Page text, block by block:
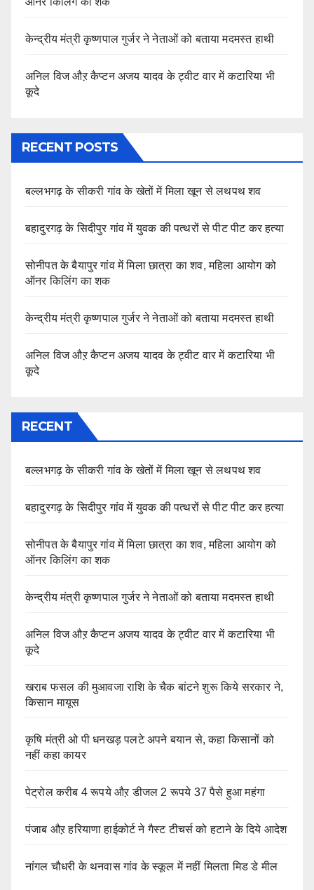
केन्द्रीय मंत्री कृष्णपाल गुर्जर ने नेताओं को बताया मदमस्त हाथी
अनिल विज औऱ कैप्टन अजय यादव के ट्वीट वार में कटारिया भी
कूदे
RECENT POSTS
बल्लभगढ़ के सीकरी गांव के खेतों में मिला खून से लथपथ शव
बहादुरगढ़ के सिदीपुर गांव में युवक की पत्थरों से पीट पीट कर हत्या
सोनीपत के बैयापुर गांव में मिला छात्रा का शव, महिला आयोग को
ऑनर किलिंग का शक
केन्द्रीय मंत्री कृष्णपाल गुर्जर ने नेताओं को बताया मदमस्त हाथी
अनिल विज औऱ कैप्टन अजय यादव के ट्वीट वार में कटारिया भी
कूदे
RECENT
बल्लभगढ़ के सीकरी गांव के खेतों में मिला खून से लथपथ शव
बहादुरगढ़ के सिदीपुर गांव में युवक की पत्थरों से पीट पीट कर हत्या
सोनीपत के बैयापुर गांव में मिला छात्रा का शव, महिला आयोग को
ऑनर किलिंग का शक
केन्द्रीय मंत्री कृष्णपाल गुर्जर ने नेताओं को बताया मदमस्त हाथी
अनिल विज औऱ कैप्टन अजय यादव के ट्वीट वार में कटारिया भी
कूदे
खराब फसल की मुआवजा राशि के चैक बांटने शुरू किये सरकार ने,
किसान मायूस
कृषि मंत्री ओ पी धनखड़ पलटे अपने बयान से, कहा किसानों को
नहीं कहा कायर
पेट्रोल करीब 4 रूपये औऱ डीजल 2 रूपये 37 पैसे हुआ महंगा
पंजाब औऱ हरियाणा हाईकोर्ट ने गैस्ट टीचर्स को हटाने के दिये आदेश
नांगल चौधरी के थनवास गांव के स्कूल में नहीं मिलता मिड डे मील